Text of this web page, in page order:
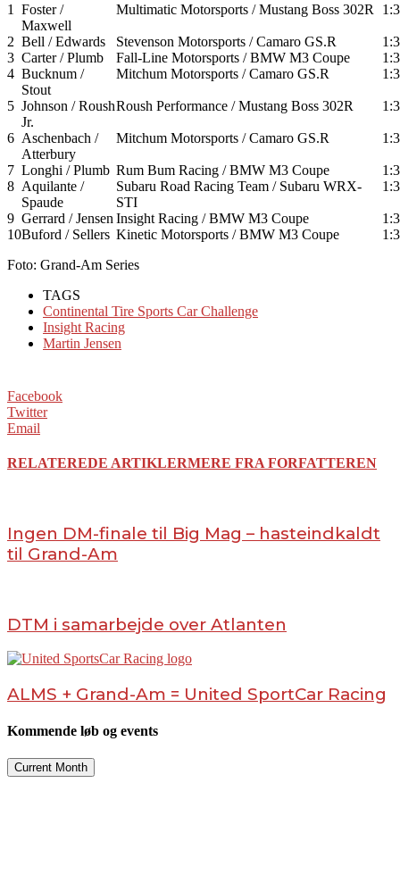
1
Foster /
Maxwell
Multimatic Motorsports / Mustang Boss 302R
2 Bell / Edwards Stevenson Motorsports / Camaro GS.R
3 Carter / Plumb Fall-Line Motorsports / BMW M3 Coupe
4 Bucknum /
Stout
Mitchum Motorsports / Camaro GS.R
5 Johnson / Roush
Jr.
Roush Performance / Mustang Boss 302R
6 Aschenbach /
Atterbury
Mitchum Motorsports / Camaro GS.R
7 Longhi / Plumb Rum Bum Racing / BMW M3 Coupe
8 Aquilante /
Spaude
Subaru Road Racing Team / Subaru WRX-
STI
9 Gerrard / Jensen Insight Racing / BMW M3 Coupe
10Buford / Sellers Kinetic Motorsports / BMW M3 Coupe
Foto: Grand-Am Series
TAGS
Continental Tire Sports Car Challenge
Insight Racing
Martin Jensen
Facebook
Twitter
Email
RELATEREDE ARTIKLERMERE FRA FORFATTEREN
Ingen DM-finale til Big Mag – hasteindkaldt
til Grand-Am
DTM i samarbejde over Atlanten
ALMS + Grand-Am = United SportCar Racing
Kommende løb og events
Current Month